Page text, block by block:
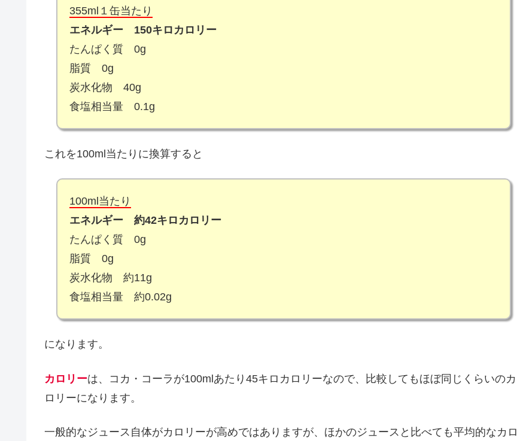
355ml１缶当たり
エネルギー 150キロカロリー
たんぱく質 0g
脂質 0g
炭水化物 40g
食塩相当量 0.1g
これを100ml当たりに換算すると
100ml当たり
エネルギー 約42キロカロリー
たんぱく質 0g
脂質 0g
炭水化物 約11g
食塩相当量 約0.02g
になります。
カロリーは、コカ・コーラが100mlあたり45キロカロリーなので、比較してもほぼ同じくらいのカ
ロリーになります。
一般的なジュース自体がカロリーが高めではありますが、ほかのジュースと比べても平均的なカロ